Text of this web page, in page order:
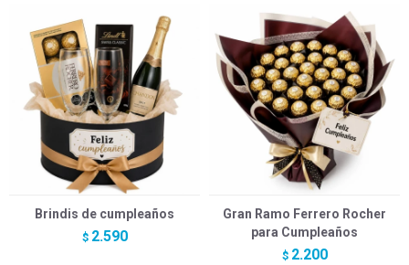
Brindis de cumpleaños
$ 2.590
Gran Ramo Ferrero Rocher
para Cumpleaños
$ 2.200